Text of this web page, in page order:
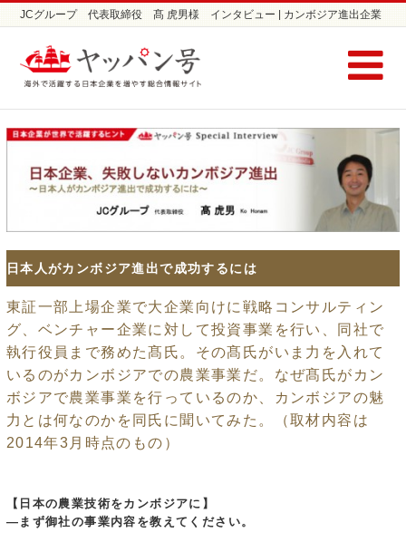
JCグループ 代表取締役 髙 虎男様 インタビュー | カンボジア進出企業
日本人がカンボジア進出で成功するには
東証一部上場企業で大企業向けに戦略コンサルティン
グ、ベンチャー企業に対して投資事業を行い、同社で
執行役員まで務めた髙氏。その髙氏がいま力を入れて
いるのがカンボジアでの農業事業だ。なぜ髙氏がカン
ボジアで農業事業を行っているのか、カンボジアの魅
力とは何なのかを同氏に聞いてみた。（取材内容は
2014年3月時点のもの）
【日本の農業技術をカンボジアに】
―まず御社の事業内容を教えてください。